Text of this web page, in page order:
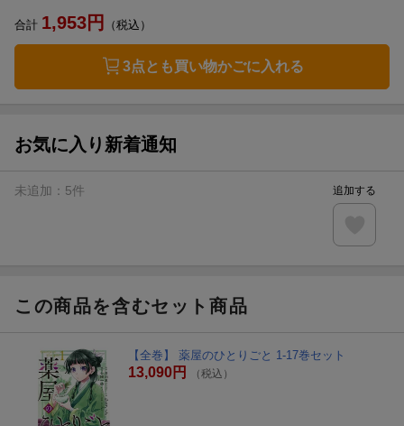
合計 1,953円 （税込）
3点とも買い物かごに入れる
お気に入り新着通知
未追加： 5件 追加する
この商品を含むセット商品
【全巻】 薬屋のひとりごと 1-17巻セット
13,090円 （税込）